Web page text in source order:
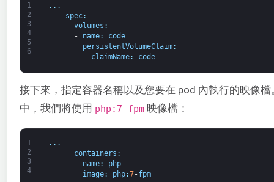
1
2
3
4
5
6
. . .
spec:
volumes :
-
name:
code
persistentVolumeClaim:
claimName: code
接下來，指定容器名稱以及您要在 pod 內執行的映像
中，我們將使用 php:7-fpm 映像檔：
1
2
3
4
. . .
containers :
-
name:
php
image: php:7-fpm